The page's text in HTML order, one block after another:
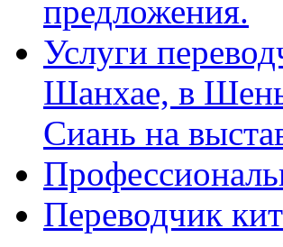
предложения.
Услуги
Шанхае, в
Сиань на
Переводчик